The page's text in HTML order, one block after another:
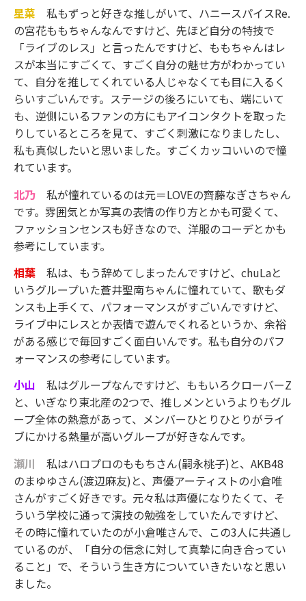
星菜 私もずっと好きな推しがいて、ハニースパイスRe.
の宮花ももちゃんなんですけど、先ほど自分の特技で
「ライブのレス」と言ったんですけど、ももちゃんはレ
スが本当にすごくて、すごく自分の魅せ方がわかってい
て、自分を推してくれている人じゃなくても目に入るく
らいすごいんです。ステージの後ろにいても、端にいて
も、逆側にいるファンの方にもアイコンタクトを取った
りしているところを見て、すごく刺激になりましたし、
私も真似したいと思いました。すごくカッコいいので憧
れています。
北乃 私が憧れているのは元＝LOVEの齊藤なぎさちゃん
です。雰囲気とか写真の表情の作り方とかも可愛くて、
ファッションセンスも好きなので、洋服のコーデとかも
参考にしています。
相葉 私は、もう辞めてしまったんですけど、chuLaと
いうグループいた蒼井聖南ちゃんに憧れていて、歌もダ
ンスも上手くて、パフォーマンスがすごいんですけど、
ライブ中にレスとか表情で遊んでくれるというか、余裕
がある感じで毎回すごく面白いんです。私も自分のパフ
ォーマンスの参考にしています。
小山 私はグループなんですけど、ももいろクローバーZ
と、いぎなり東北産の2つで、推しメンというよりもグル
ープ全体の熱意があって、メンバーひとりひとりがライ
ブにかける熱量が高いグループが好きなんです。
瀬川 私はハロプロのももちさん(嗣永桃子)と、AKB48
のまゆゆさん(渡辺麻友)と、声優アーティストの小倉唯
さんがすごく好きです。元々私は声優になりたくて、そ
ういう学校に通って演技の勉強をしていたんですけど、
その時に憧れていたのが小倉唯さんで、この3人に共通し
ているのが、「自分の信念に対して真摯に向き合ってい
ること」で、そういう生き方についていきたいなと思い
ました。